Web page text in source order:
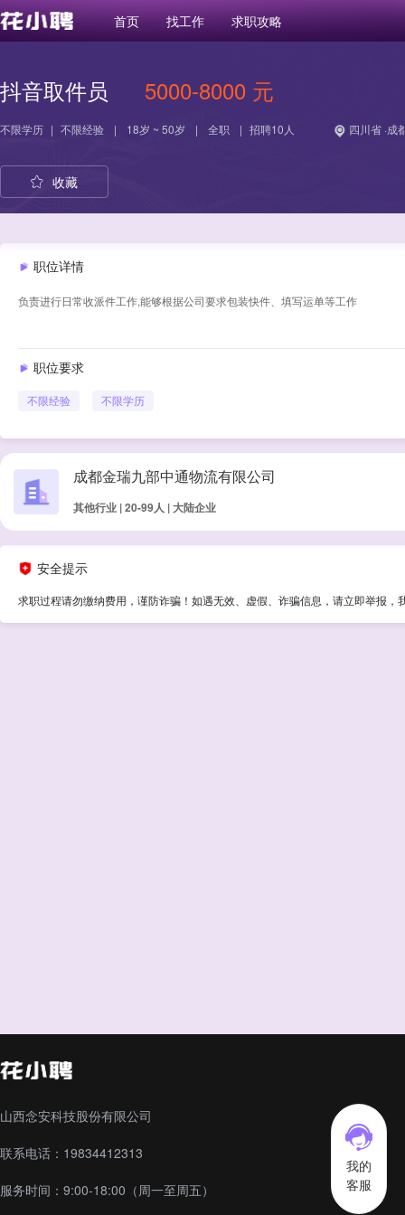
首页 找工作 求职攻略
我的
客服
抖音取件员 5000-8000 元
不限学历 | 不限经验 | 18岁 ~ 50岁 | 全职 | 招聘10人 四川省 ·成
收藏
职位详情
负责进行日常收派件工作,能够根据公司要求包装快件、填写运单等工作
职位要求
不限经验 不限学历
成都金瑞九部中通物流有限公司
其他行业 | 20-99人 | 大陆企业
安全提示
求职过程请勿缴纳费用，谨防诈骗！如遇无效、虚假、诈骗信息，请立即举报，
山西念安科技股份有限公司
联系电话：19834412313
服务时间：9:00-18:00（周一至周五）